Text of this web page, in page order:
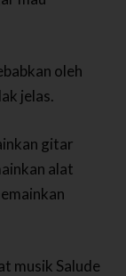
oleh
jelas.
gitar
alat
musik Salude